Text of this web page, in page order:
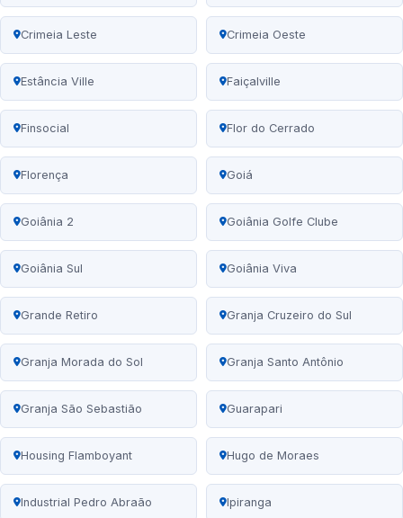
Crimeia Leste Crimeia Oeste
Estância Ville Faiçalville
Finsocial Flor do Cerrado
Florença Goiá
Goiânia 2 Goiânia Golfe Clube
Goiânia Sul Goiânia Viva
Grande Retiro Granja Cruzeiro do Sul
Granja Morada do Sol Granja Santo Antônio
Granja São Sebastião Guarapari
Housing Flamboyant Hugo de Moraes
Industrial Pedro Abraão Ipiranga